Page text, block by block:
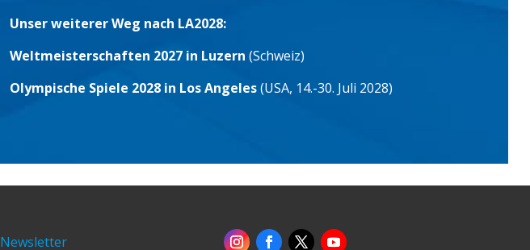
Unser weiterer Weg nach LA2028:
Weltmeisterschaften 2027 in Luzern (Schweiz)
Olympische Spiele 2028 in Los Angeles(USA, 14.-30. Juli 2028)
Newsletter